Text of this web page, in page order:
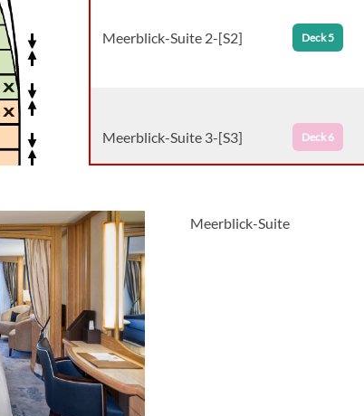
Meerblick-Suite 2-[S2] Deck 5
Meerblick-Suite 3-[S3] Deck 6
Star Porthole Suite-[SP]
Star Ocean View Suite-
[SS1]
Meerblick-Suite